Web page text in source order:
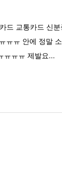
드 교통카드 신
ㅠㅠ 안에 정말
ㅠㅠㅠ 제발요...